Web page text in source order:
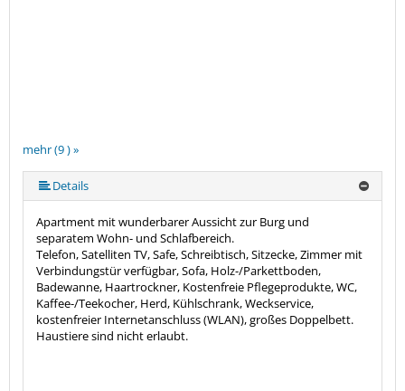
mehr (9 ) »
mehr (9 ) »
mehr (9 ) »
mehr (9 ) »
mehr (9 ) »
mehr (9 ) »
Details
Apartment mit wunderbarer Aussicht zur Burg und
separatem Wohn- und Schlafbereich.
Telefon, Satelliten TV, Safe, Schreibtisch, Sitzecke, Zimmer mit
Verbindungstür verfügbar, Sofa, Holz-/Parkettboden,
Badewanne, Haartrockner, Kostenfreie Pflegeprodukte, WC,
Kaffee-/Teekocher, Herd, Kühlschrank, Weckservice,
kostenfreier Internetanschluss (WLAN), großes Doppelbett.
Haustiere sind nicht erlaubt.